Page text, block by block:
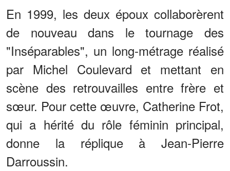
En 1999, les deux époux collaborèrent
de nouveau dans le tournage des
"Inséparables", un long-métrage réalisé
par Michel Coulevard et mettant en
scène des retrouvailles entre frère et
sœur. Pour cette œuvre, Catherine Frot,
qui a hérité du rôle féminin principal,
donne la réplique à Jean-Pierre
Darroussin.